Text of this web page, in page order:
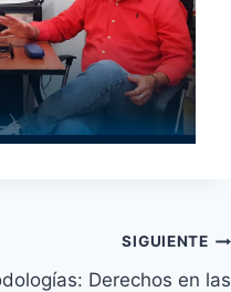
SIGUIENTE
Derechos en las